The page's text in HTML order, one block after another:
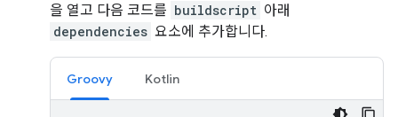
을 열고 다음 코드를 buildscript 아래
dependencies 요소에 추가합니다.
Groovy Kotlin